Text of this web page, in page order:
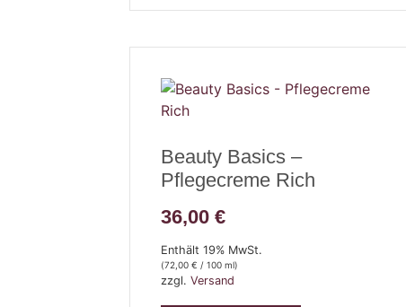
Beauty Basics –
Pflegecreme Rich
36,00€
Enthält 19% MwSt.
(72,00€ / 100 ml)
zzgl.Versand